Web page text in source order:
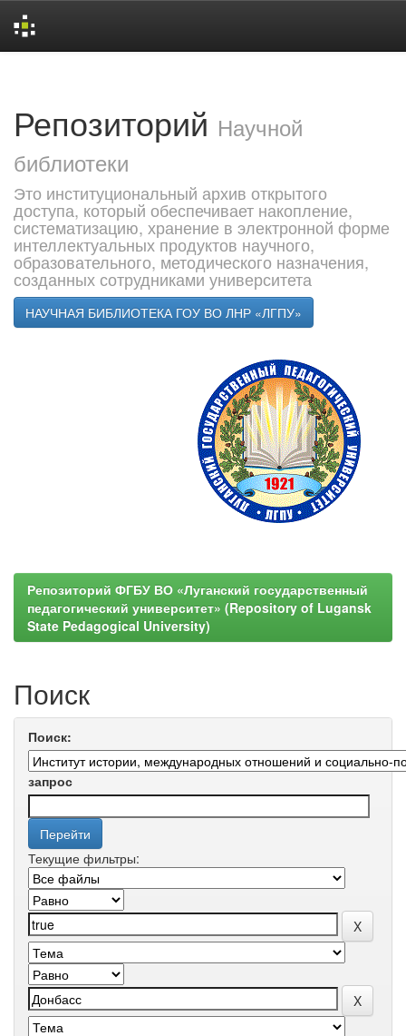
Репозиторий Научной
библиотеки
Это институциональный архив открытого
доступа, который обеспечивает накопление,
систематизацию, хранение в электронной форме
интеллектуальных продуктов научного,
образовательного, методического назначения,
созданных сотрудниками университета
НАУЧНАЯ БИБЛИОТЕКА ГОУ ВО ЛНР «ЛГПУ»
Репозиторий ФГБУ ВО «Луганский государственный
педагогический университет» (Repository of Lugansk
State Pedagogical University)
Поиск
Поиск:
запрос
Текущие фильтры: